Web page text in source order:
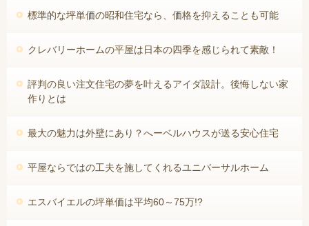
標準的な坪単価の昭和住宅なら、価格を抑えることも可能
クレバリーホームの平屋は日本の四季を感じられて素敵！
評判の良い注文住宅の夢を叶えるアイダ設計。後悔しない家
作りとは
最大の魅力は外壁にあり？へーベルハウスが送る安心住宅
平屋ならではの工夫を施してくれるユニバーサルホーム
エスバイエルの坪単価は平均60～75万!?